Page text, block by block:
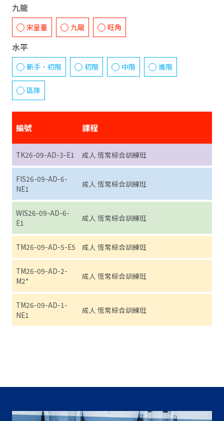
九龍
宋皇臺 九龍 旺角
水平
新手、初階 初階 中階 進階
區隊
編號 課程
TK26-09-AD-3-E1 成人 恆常綜合訓練班
FIS26-09-AD-6-
NE1
成人 恆常綜合訓練班
WIS26-09-AD-6-
E1
成人 恆常綜合訓練班
TM26-09-AD-5-E5 成人 恆常綜合訓練班
TM26-09-AD-2-
M2*
成人 恆常綜合訓練班
TM26-09-AD-1-
NE1
成人 恆常綜合訓練班